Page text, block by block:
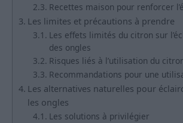
Recettes maison pour renforcer
Les limites et précautions à prendre
Les effets limités du citron sur
des ongles
Risques liés à l’utilisation du
Recommandations pour une
Les alternatives naturelles pour
les ongles
Les solutions à privilégier